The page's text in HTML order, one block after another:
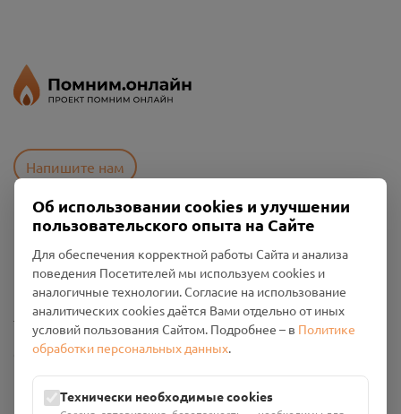
Напишите нам
Пользовательское соглашение
Политика конфиденциальности
Промо-материалы
Настройки cookies
Общество с ограниченной ответственностью «Смоленский
Проект Помним»
ИНН: 6700029207 ОГРН: 1256700001986
Об использовании cookies и улучшении
пользовательского опыта на Сайте
Для обеспечения корректной работы Сайта и анализа
поведения Посетителей мы используем cookies и
аналогичные технологии. Согласие на использование
аналитических cookies даётся Вами отдельно от иных
условий пользования Сайтом. Подробнее – в Политике
обработки персональных данных.
Технически необходимые cookies